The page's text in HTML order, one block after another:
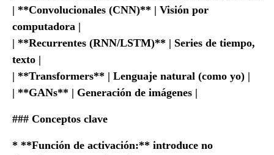
| **Convolucionales (CNN)** | Visión por
computadora |
| **Recurrentes (RNN/LSTM)** | Series de tiempo,
texto |
| **Transformers** | Lenguaje natural (como yo) |
| **GANs** | Generación de imágenes |
### Conceptos clave
* **Función de activación:** introduce no